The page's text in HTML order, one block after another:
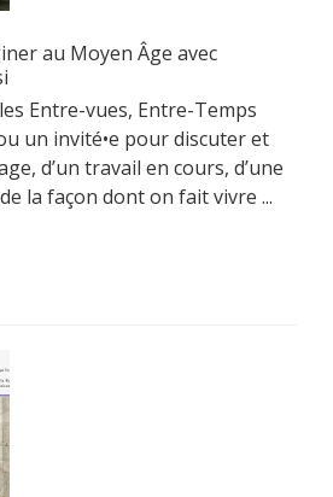
au Moyen Âge avec
Entre-vues, Entre-Temps
un invité•e pour discuter et
d’un travail en cours, d’une
la façon dont on fait vivre ...